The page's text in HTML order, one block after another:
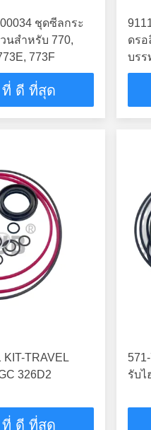
ชุดซีลกระ
นสำหรับ 770,
773F
ที่ ดี ที่สุด
ดรอ
บรร
ไฮด
KIT-TRAVEL
326D2
ที่ ดี ที่สุด
รับไ